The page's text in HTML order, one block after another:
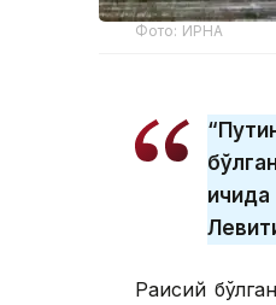
Фото: ИРНА
Раисий